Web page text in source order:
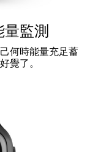
量監測
何時能量充足蓄
覺了。